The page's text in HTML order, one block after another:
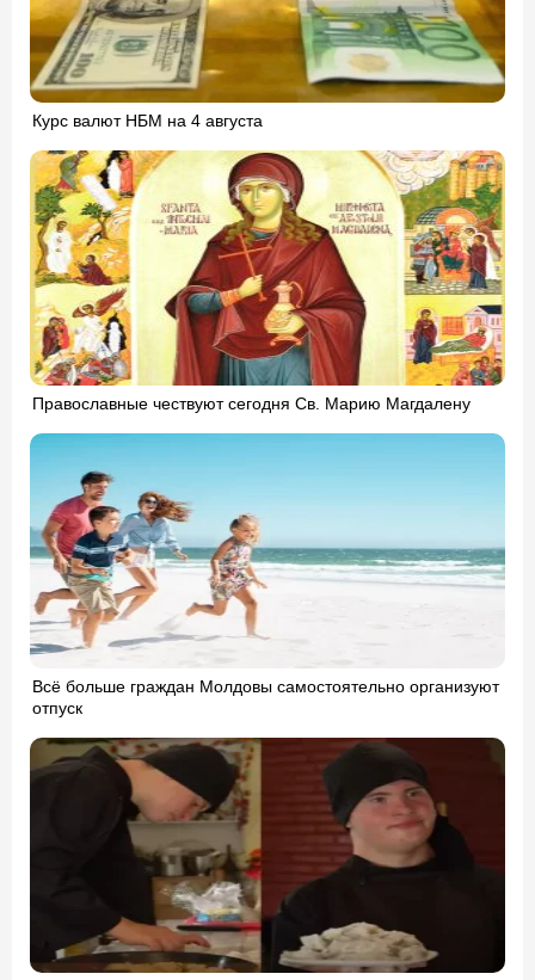
Курс валют НБМ на 4 августа
Православные чествуют сегодня Св. Марию Магдалену
Всё больше граждан Молдовы самостоятельно организуют
отпуск